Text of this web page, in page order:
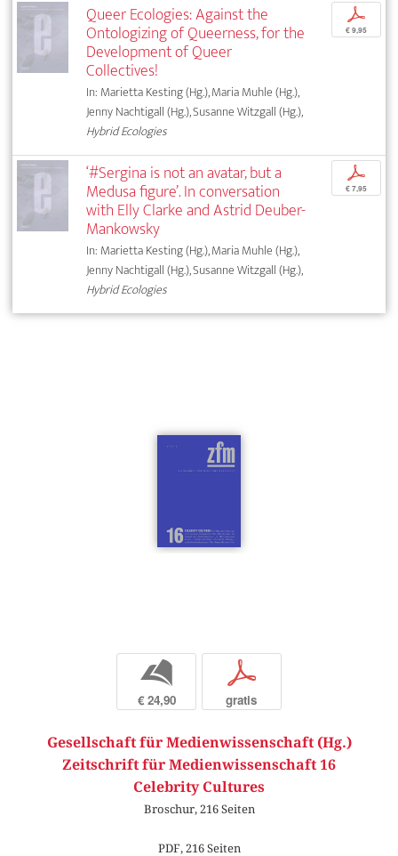
Queer Ecologies: Against the
Ontologizing of Queerness, for the
Development of Queer
Collectives!
In: Marietta Kesting (Hg.), Maria Muhle (Hg.),
Jenny Nachtigall (Hg.), Susanne Witzgall (Hg.),
Hybrid Ecologies
p
€ 9,95
‘#Sergina is not an avatar, but a
Medusa figure’. In conversation
with Elly Clarke and Astrid Deuber-
Mankowsky
In: Marietta Kesting (Hg.), Maria Muhle (Hg.),
Jenny Nachtigall (Hg.), Susanne Witzgall (Hg.),
Hybrid Ecologies
p
€ 7,95
b
€ 24,90
p
gratis
Gesellschaft für Medienwissenschaft (Hg.)
Zeitschrift für Medienwissenschaft 16
Celebrity Cultures
Broschur, 216 Seiten
PDF, 216 Seiten